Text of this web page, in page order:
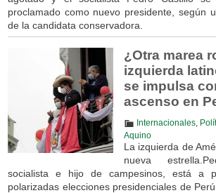
proclamado como nuevo presidente, según
de la candidata conservadora.
¿Otra marea
izquierda
se impulsa
ascenso en
Internacionales,
Aquino
La izquierda de
nueva
socialista e hijo de campesinos, está a
polarizadas elecciones presidenciales de